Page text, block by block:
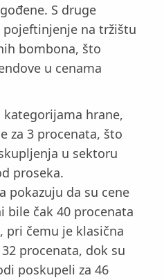
S druge
pojeftinjenje na tržištu
bombona, što
u cenama
hrane,
za 3 procenata, što
u sektoru
proseka.
pokazuju da su cene
bile čak 40 procenata
pri čemu je klasična
procenata, dok su
poskupeli za 46